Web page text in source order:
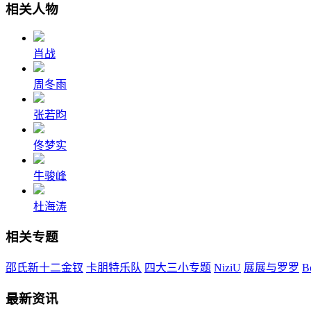
相关人物
肖战
周冬雨
张若昀
佟梦实
牛骏峰
杜海涛
相关专题
邵氏新十二金钗 卡朋特乐队 四大三小专题 NiziU 展展与罗罗
最新资讯